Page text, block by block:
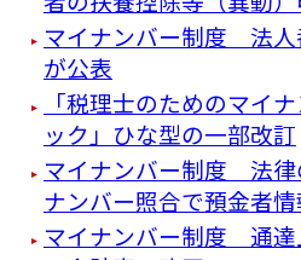
マイナンバー制度 法人
が公表
「税理士のためのマイ
ック」ひな型の一部改訂
マイナンバー制度 法律
ナンバー照合で預金者
マイナンバー制度 通達